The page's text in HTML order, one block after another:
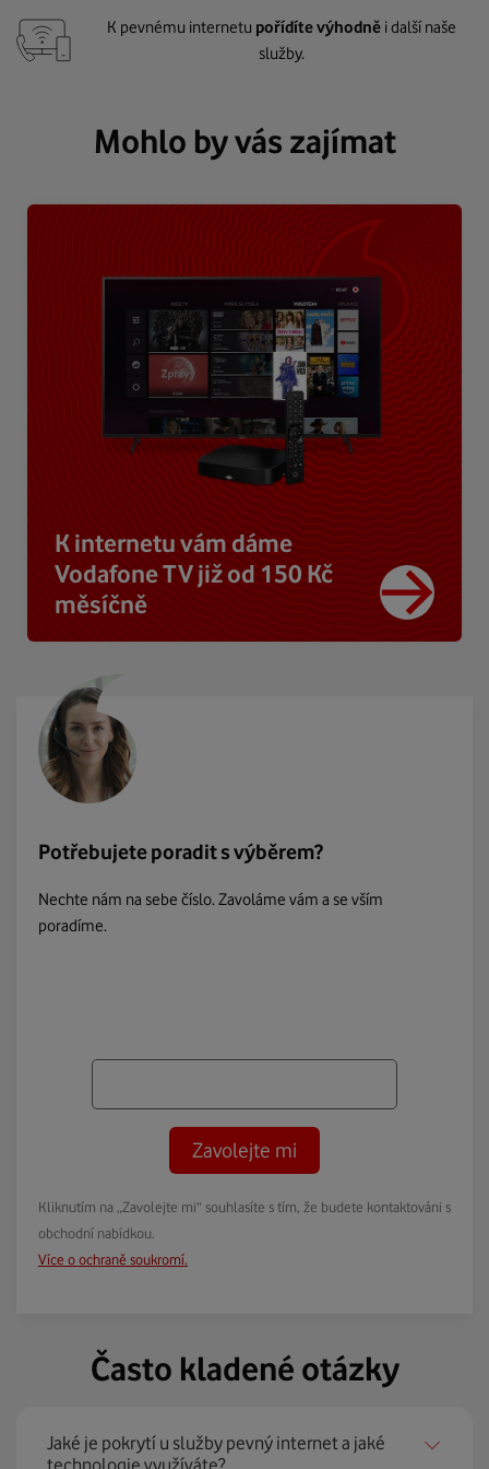
K pevnému internetu pořídíte výhodně i další naše
služby.
Mohlo by vás zajímat
K internetu vám dáme
Vodafone TV již od 150 Kč
měsíčně
Potřebujete poradit s výběrem?
Nechte nám na sebe číslo. Zavoláme vám a se vším
poradíme.
Zavolejte mi
Kliknutím na „Zavolejte mi“ souhlasíte s tím, že budete kontaktováni s
obchodní nabídkou.
Více o ochraně soukromí.
Často kladené otázky
Jaké je pokrytí u služby pevný internet a jaké
technologie využíváte?